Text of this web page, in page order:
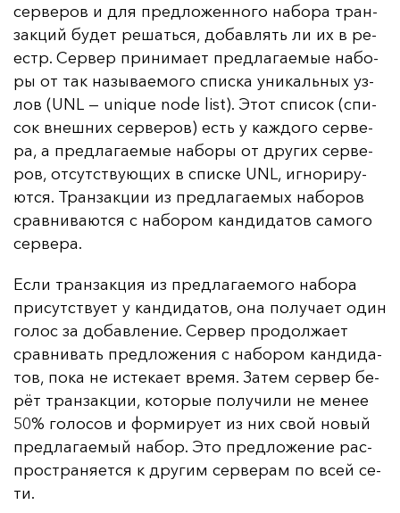
сер­ве­ров и для пред­ло­жен­но­го на­бо­ра тран­
зак­ций бу­дет ре­шать­ся, до­бав­лять ли их в ре­
естр. Сер­вер при­ни­ма­ет пред­ла­га­емые на­бо­
ры от так на­зы­ва­емо­го спис­ка уни­каль­ных уз­
лов (UNL — unique node list). Этот спи­сок (спи­
сок внеш­них сер­ве­ров) есть у каж­до­го сер­ве­
ра, а пред­ла­га­емые на­бо­ры от дру­гих сер­ве­
ров, от­сутс­тву­ющих в спис­ке UNL, иг­но­ри­ру­
ют­ся. Тран­зак­ции из пред­ла­га­емых на­бо­ров
срав­ни­ва­ют­ся с на­бо­ром кан­ди­да­тов са­мо­го
сер­ве­ра.
Ес­ли тран­зак­ция из пред­ла­га­емо­го на­бо­ра
при­сутс­тву­ет у кан­ди­да­тов, она по­лу­ча­ет один
го­лос за до­бав­ле­ние. Сер­вер про­дол­жа­ет
срав­ни­вать пред­ло­же­ния с на­бо­ром кан­ди­да­
тов, по­ка не ис­те­ка­ет вре­мя. За­тем сер­вер бе­
рёт тран­зак­ции, ко­то­рые по­лу­чи­ли не ме­нее
50% го­ло­сов и фор­ми­ру­ет из них свой но­вый
пред­ла­га­емый на­бор. Это пред­ло­же­ние рас­
прос­тра­ня­ет­ся к дру­гим сер­ве­рам по всей се­
ти.